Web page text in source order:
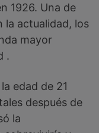
1926. Una de
la actualidad, los
mayor
.
edad de 21
después de
la